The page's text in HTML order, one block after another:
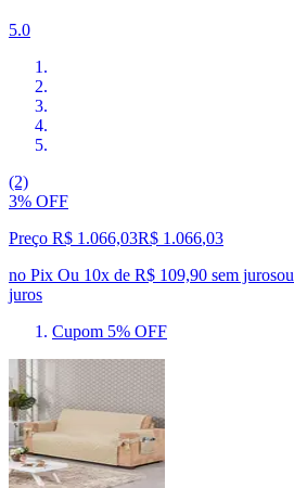
5.0
(2)
3% OFF
Preço R$ 1.066,03R$ 1.066,03
no Pix Ou 10x de R$ 109,90 sem jurosou
juros
Cupom 5% OFF